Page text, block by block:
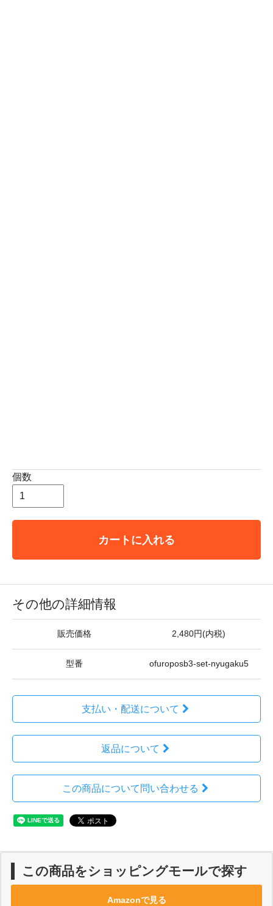
個数
カートに入れる
その他の詳細情報
販売価格 2,480円(内税)
型番 ofuroposb3-set-nyugaku5
支払い・配送について
返品について
この商品について問い合わせる
この商品をショッピングモールで探す
Amazonで見る